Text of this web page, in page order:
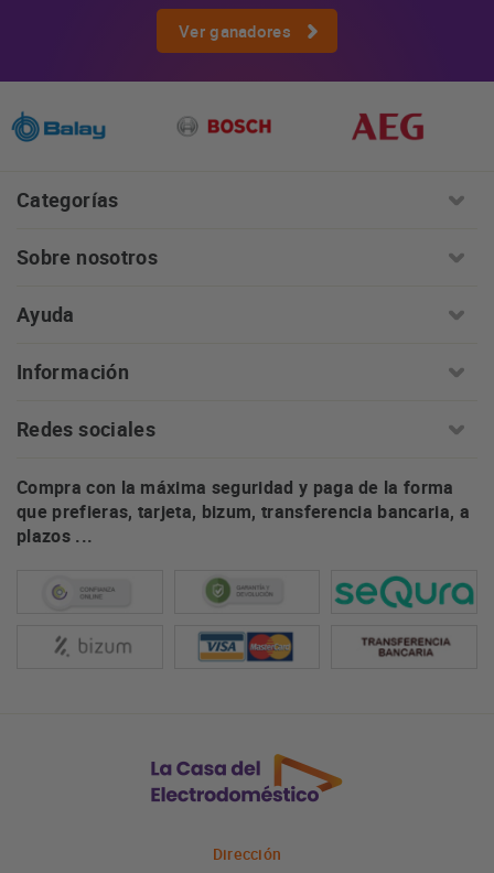
Ver ganadores
Categorías
Sobre nosotros
Ayuda
Información
Redes sociales
Compra con la máxima seguridad y paga de la forma
que prefieras, tarjeta, bizum, transferencia bancaria, a
plazos ...
Dirección